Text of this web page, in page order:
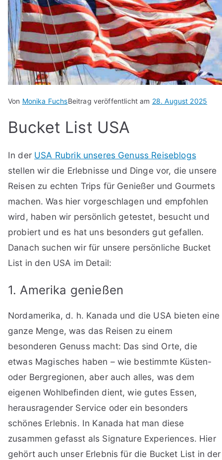
Von Monika FuchsBeitrag veröffentlicht am 28. August 2025
Bucket List USA
In der USA Rubrik unseres Genuss Reiseblogs
stellen wir die Erlebnisse und Dinge vor, die unsere
Reisen zu echten Trips für Genießer und Gourmets
machen. Was hier vorgeschlagen und empfohlen
wird, haben wir persönlich getestet, besucht und
probiert und es hat uns besonders gut gefallen.
Danach suchen wir für unsere persönliche Bucket
List in den USA im Detail:
1. Amerika genießen
Nordamerika, d. h. Kanada und die USA bieten eine
ganze Menge, was das Reisen zu einem
besonderen Genuss macht: Das sind Orte, die
etwas Magisches haben – wie bestimmte Küsten-
oder Bergregionen, aber auch alles, was dem
eigenen Wohlbefinden dient, wie gutes Essen,
herausragender Service oder ein besonders
schönes Erlebnis. In Kanada hat man diese
zusammen gefasst als Signature Experiences. Hier
gehört auch unser Erlebnis für die Bucket List in der